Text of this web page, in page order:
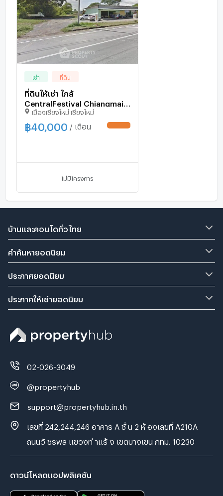
เช่า ที่ดิน
ที่ดินให้เช่า ใกล้
CentralFestival Chiangmai
เขตฟ้าฮ่าม เมืองเชียงใหม่ (ID
3030761)
เมืองเชียงใหม่ เชียงใหม่
฿ 40,000 / เดือน
ไม่มีโครงการ
บ้านและคอนโดทั่วไทย
คำค้นหายอดนิยม
ประกาศยอดนิยม
ประกาศให้เช่ายอดนิยม
02-026-3049
@propertyhub
support@propertyhub.in.th
เลขที่ 242,244,246 อาคาร A ชั้ น 2 ห้ องเลขที่ A210A
ถนนวั ชรพล แขวงท่ าแร้ ง เขตบางเขน กทม. 10230
ดาวน์โหลดแอปพลิเคชัน